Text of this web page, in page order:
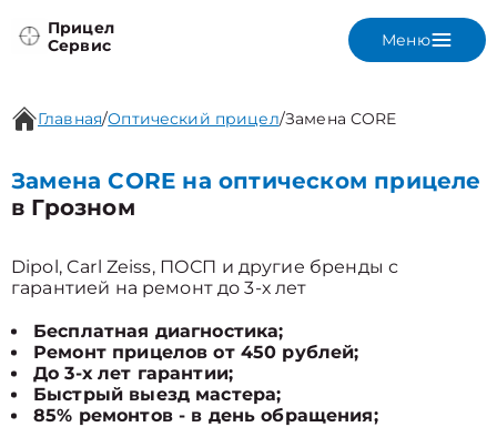
Прицел
Сервис
Меню
Главная/Оптический прицел/Замена CORE
Замена CORE на оптическом прицеле
в Грозном
Dipol, Carl Zeiss, ПОСП и другие бренды с
гарантией на ремонт до 3-х лет
Бесплатная диагностика;
Ремонт прицелов от 450 рублей;
До 3-х лет гарантии;
Быстрый выезд мастера;
85% ремонтов - в день обращения;